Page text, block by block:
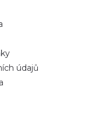
údajů